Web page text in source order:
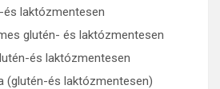
és laktózmentesen
glutén- és laktózmentesen
és laktózmentesen
(glutén-és laktózmentesen)